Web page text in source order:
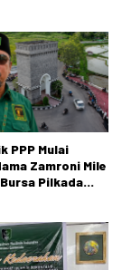
PPP Mulai
Zamroni Mile
Pilkada